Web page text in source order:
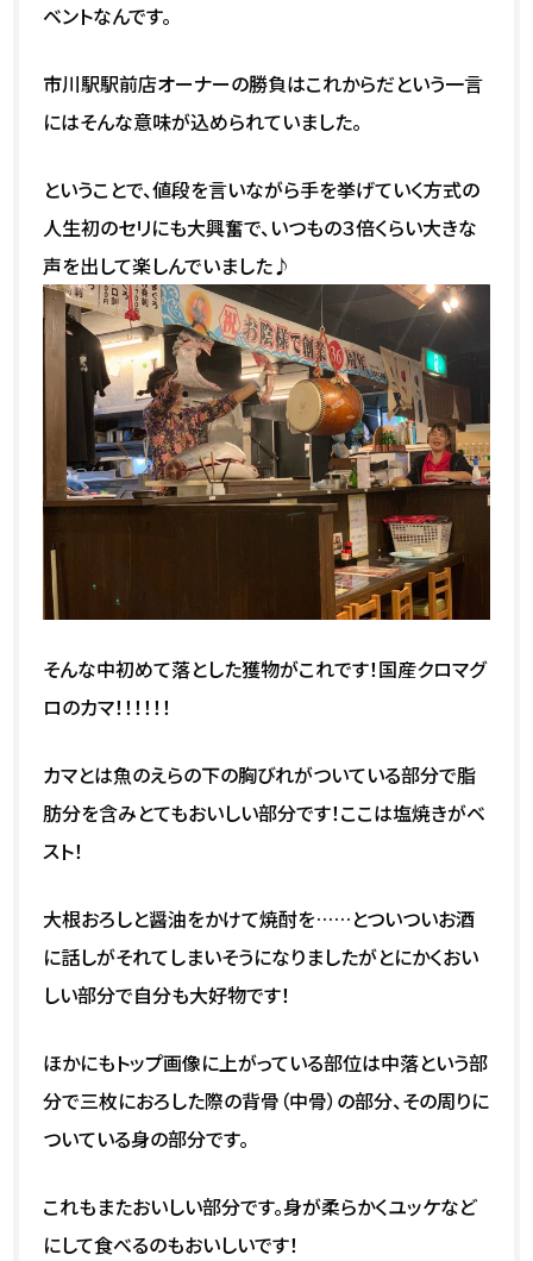
ベントなんです。
市川駅駅前店オーナーの勝負はこれからだという一言
にはそんな意味が込められていました。
ということで、値段を言いながら手を挙げていく方式の
人生初のセリにも大興奮で、いつもの３倍くらい大きな
声を出して楽しんでいました♪
そんな中初めて落とした獲物がこれです！国産クロマグ
ロのカマ！！！！！！
カマとは魚のえらの下の胸びれがついている部分で脂
肪分を含みとてもおいしい部分です！ここは塩焼きがベ
スト！
大根おろしと醤油をかけて焼酎を……とついついお酒
に話しがそれてしまいそうになりましたがとにかくおい
しい部分で自分も大好物です！
ほかにもトップ画像に上がっている部位は中落という部
分で三枚におろした際の背骨（中骨）の部分、その周りに
ついている身の部分です。
これもまたおいしい部分です。身が柔らかくユッケなど
にして食べるのもおいしいです！